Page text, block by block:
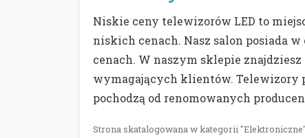
Niskie ceny telewizorów LED to
niskich cenach. Nasz salon posiada
cenach. W naszym sklepie
wymagających klientów. Telewizory
pochodzą od renomowanych
Strona skatalogowana w kategorii